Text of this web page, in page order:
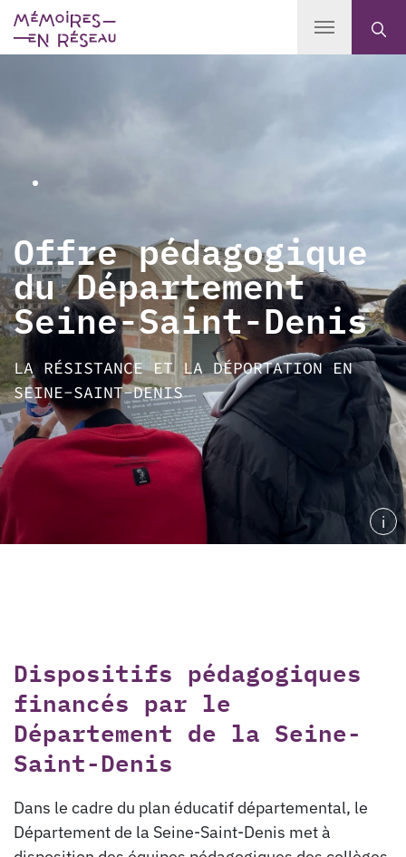
Offre pédagogique
du Département
Seine-Saint-Denis
LA RÉSISTANCE ET LA DÉPORTATION EN
SEINE-SAINT-DENIS
i
Dispositifs pédagogiques
financés par le
Département de la Seine-
Saint-Denis
Dans le cadre du plan éducatif départemental, le
Département de la Seine-Saint-Denis met à